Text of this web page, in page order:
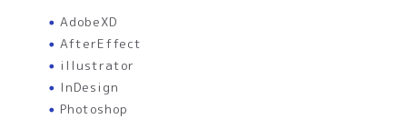
AdobeXD
AfterEffect
illustrator
InDesign
Photoshop